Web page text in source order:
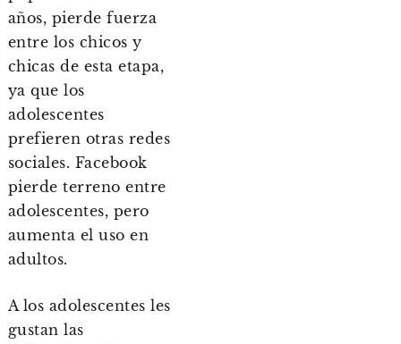
años, pierde fuerza
entre los chicos y
chicas de esta etapa,
ya que los
adolescentes
prefieren otras redes
sociales. Facebook
pierde terreno entre
adolescentes, pero
aumenta el uso en
adultos.
A los adolescentes les
gustan las